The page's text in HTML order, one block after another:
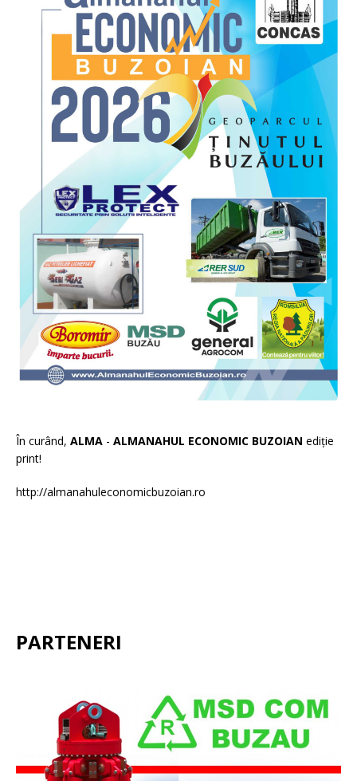
În curând, ALMA - ALMANAHUL ECONOMIC BUZOIAN ediție
print!
http://almanahuleconomicbuzoian.ro
PARTENERI